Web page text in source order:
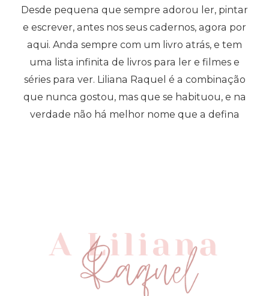
Desde pequena que sempre adorou ler, pintar
e escrever, antes nos seus cadernos, agora por
aqui. Anda sempre com um livro atrás, e tem
uma lista infinita de livros para ler e filmes e
séries para ver. Liliana Raquel é a combinação
que nunca gostou, mas que se habituou, e na
verdade não há melhor nome que a defina